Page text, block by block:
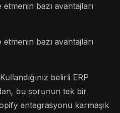
etmenin bazı avantajları
etmenin bazı avantajları
belirli ERP
bu sorunun tek bir
entegrasyonu karmaşık